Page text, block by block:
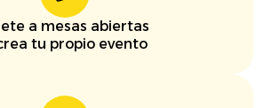
a mesas abiertas
tu propio evento